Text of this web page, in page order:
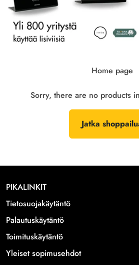
Home page
Sorry, there are no products
Jatka
PIKALINKIT
Tietosuojakäytäntö
Palautuskäytäntö
Toimituskäytäntö
Yleiset sopimusehdot